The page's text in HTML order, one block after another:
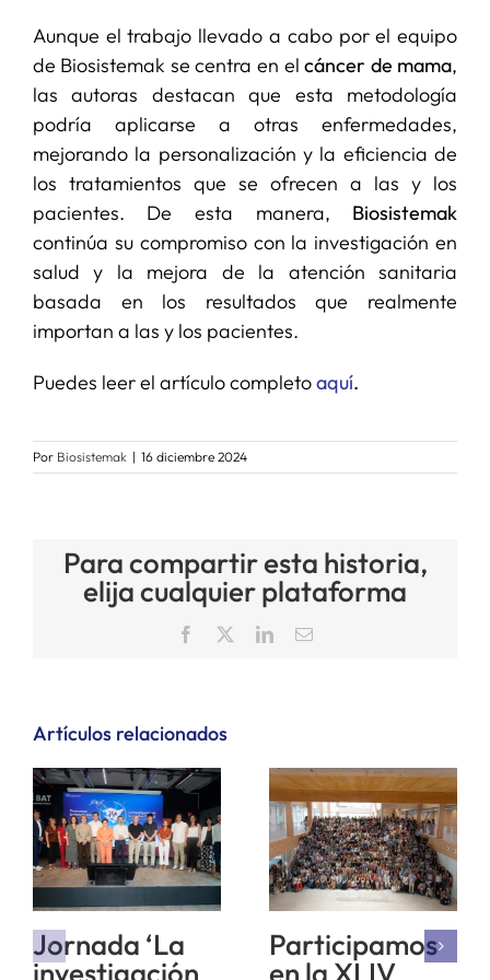
Aunque el trabajo llevado a cabo por el equipo
de Biosistemak se centra en elcáncer de mama,
las autoras destacan que esta metodología
podría aplicarse a otras enfermedades,
mejorando la personalización y la eficiencia de
los tratamientos que se ofrecen a las y los
pacientes. De esta manera, Biosistemak
continúa su compromiso con la investigación en
salud y la mejora de la atención sanitaria
basada en los resultados que realmente
importan a las y los pacientes.
Puedes leer el artículo completoaquí.
Por Biosistemak | 16 diciembre 2024
Para compartir esta historia,
elija cualquier plataforma
Facebook LinkedInCorreo
Artículos relacionados
Jornada ‘La Participamos